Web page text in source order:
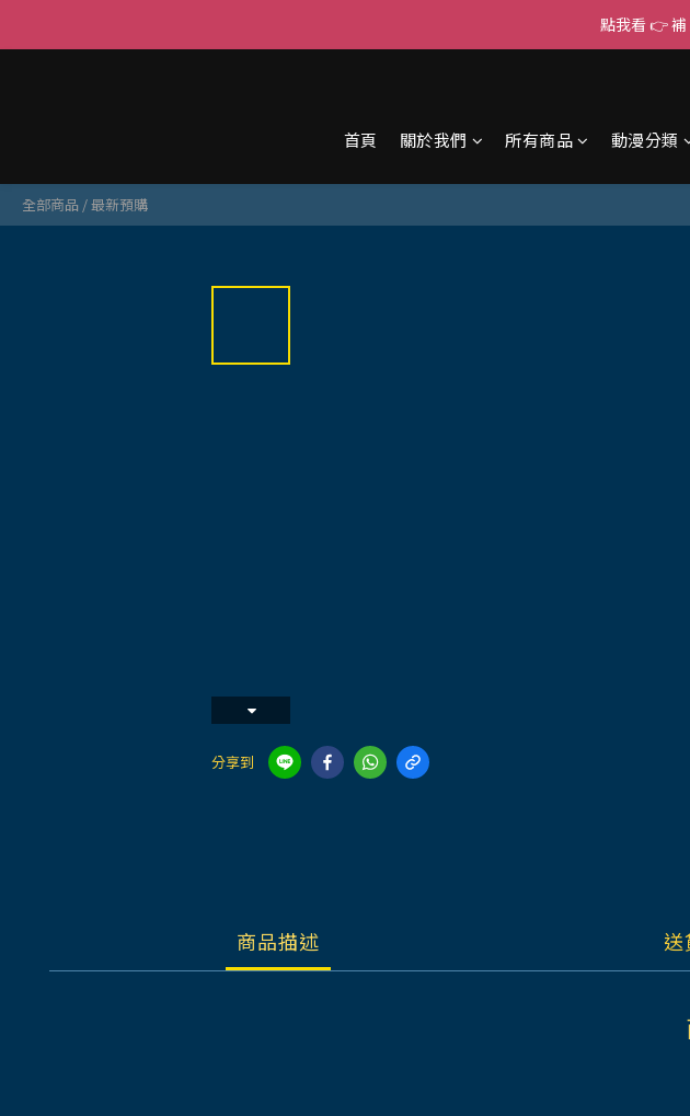
點我看 👉 補
首頁 關於我們 所有商品 動漫分類
全部商品 /最新預購
分享到
商品描述